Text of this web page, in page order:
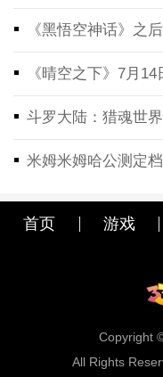
《黑悟空神话》之
《晴空之下》7月
斗罗大陆：猎魂世
米姆米姆哈公测定
首页 游戏
Copyright
All Rights